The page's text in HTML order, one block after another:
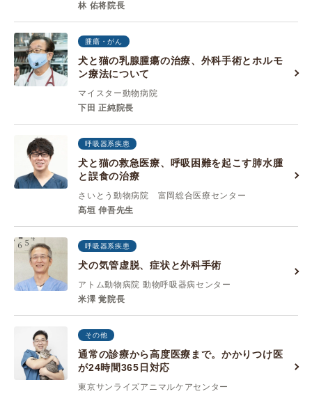
林 佑将院長
腫瘍・がん
犬と猫の乳腺腫瘍の治療、外科手術とホルモ
ン療法について
マイスター動物病院
下田 正純院長
呼吸器系疾患
犬と猫の救急医療、呼吸困難を起こす肺水腫
と誤食の治療
さいとう動物病院 富岡総合医療センター
髙垣 伸吾先生
呼吸器系疾患
犬の気管虚脱、症状と外科手術
アトム動物病院 動物呼吸器病センター
米澤 覚院長
その他
通常の診療から高度医療まで。かかりつけ医
が24時間365日対応
東京サンライズアニマルケアセンター